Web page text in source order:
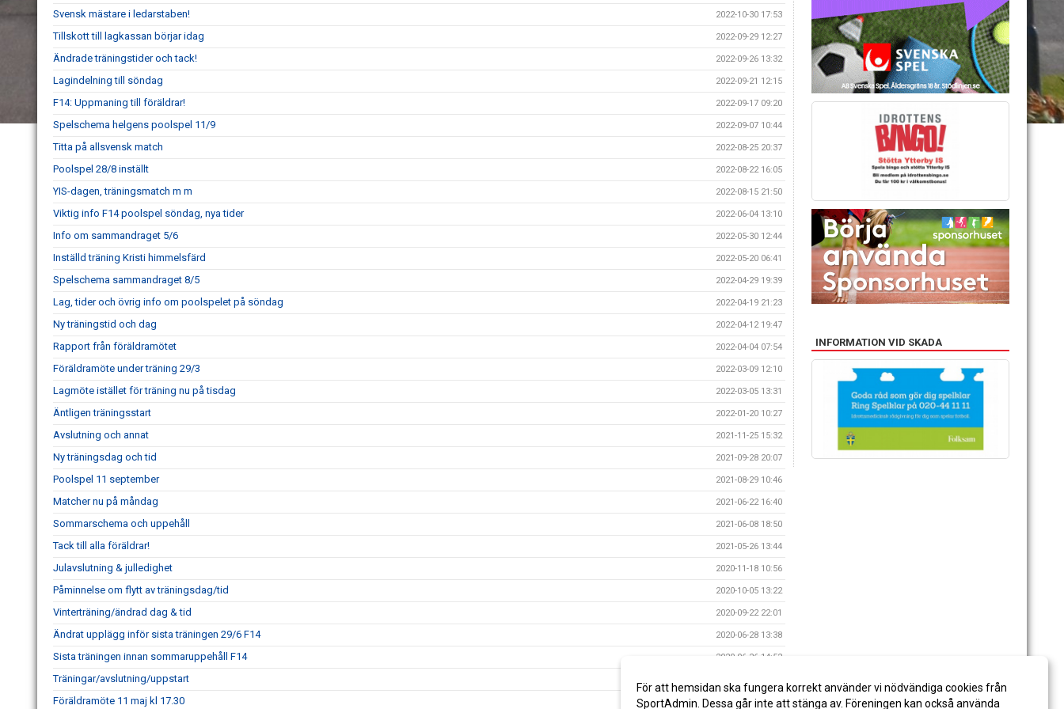
Svensk mästare i ledarstaben! 2022-10-30 17:53
Tillskott till lagkassan börjar idag 2022-09-29 12:27
Ändrade träningstider och tack! 2022-09-26 13:32
Lagindelning till söndag 2022-09-21 12:15
F14: Uppmaning till föräldrar! 2022-09-17 09:20
Spelschema helgens poolspel 11/9 2022-09-07 10:44
Titta på allsvensk match 2022-08-25 20:37
Poolspel 28/8 inställt 2022-08-22 16:05
YIS-dagen, träningsmatch m m 2022-08-15 21:50
Viktig info F14 poolspel söndag, nya tider 2022-06-04 13:10
Info om sammandraget 5/6 2022-05-30 12:44
Inställd träning Kristi himmelsfärd 2022-05-20 06:41
Spelschema sammandraget 8/5 2022-04-29 19:39
Lag, tider och övrig info om poolspelet på söndag 2022-04-19 21:23
Ny träningstid och dag 2022-04-12 19:47
Rapport från föräldramötet 2022-04-04 07:54
Föräldramöte under träning 29/3 2022-03-09 12:10
Lagmöte istället för träning nu på tisdag 2022-03-05 13:31
Äntligen träningsstart 2022-01-20 10:27
Avslutning och annat 2021-11-25 15:32
Ny träningsdag och tid 2021-09-28 20:07
Poolspel 11 september 2021-08-29 10:46
Matcher nu på måndag 2021-06-22 16:40
Sommarschema och uppehåll 2021-06-08 18:50
Tack till alla föräldrar! 2021-05-26 13:44
Julavslutning & julledighet 2020-11-18 10:56
Påminnelse om flytt av träningsdag/tid 2020-10-05 13:22
Vinterträning/ändrad dag & tid 2020-09-22 22:01
Ändrat upplägg inför sista träningen 29/6 F14 2020-06-28 13:38
Sista träningen innan sommaruppehåll F14 2020-06-26 14:52
Träningar/avslutning/uppstart
Föräldramöte 11 maj kl 17.30 2020-05-05 07:22
INFORMATION VID SKADA
För att hemsidan ska fungera korrekt använder vi nödvändiga cookies från
SportAdmin. Dessa går inte att stänga av. Föreningen kan också använda